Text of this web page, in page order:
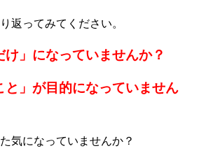
返ってみてください。
け」になっていませんか？
と」が目的になっていません
気になっていませんか？